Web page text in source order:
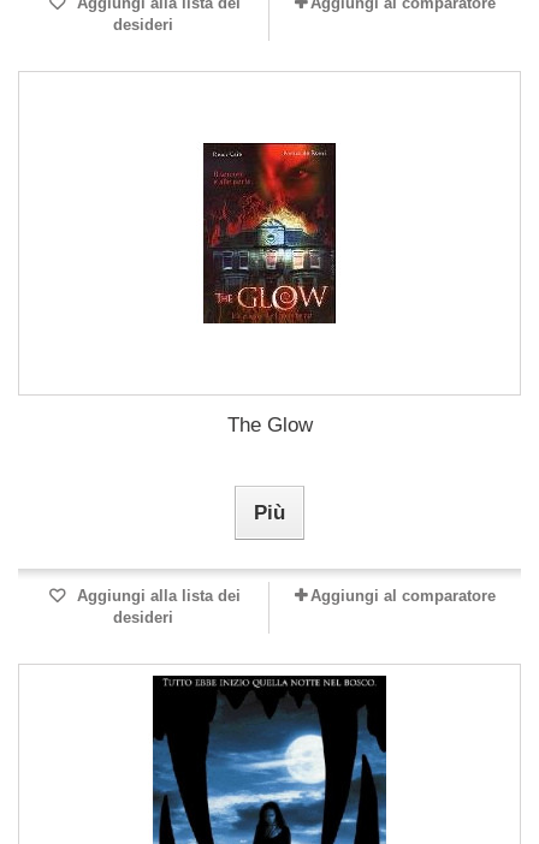
desideri
The Glow
Più
Aggiungi alla lista dei
desideri
Aggiungi al comparatore